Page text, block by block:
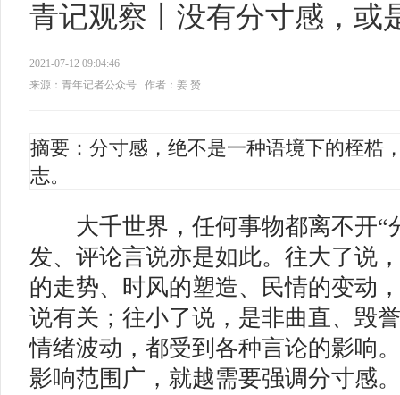
青记观察丨没有分寸感，或
2021-07-12 09:04:46
来源：青年记者公众号
作者：姜 赟
摘要：分寸感，绝不是一种语境下的桎梏
志。
大千世界，任何事物都离不开“
发、评论言说亦是如此。往大了说
的走势、时风的塑造、民情的变动
说有关；往小了说，是非曲直、毁
情绪波动，都受到各种言论的影响
影响范围广，就越需要强调分寸感